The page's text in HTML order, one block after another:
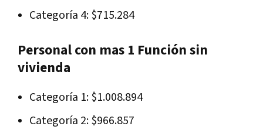
Categoría 4: $715.284
Personal con mas 1 Función sin
vivienda
Categoría 1: $1.008.894
Categoría 2: $966.857